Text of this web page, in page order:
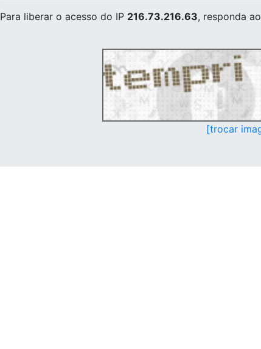
Para liberar o acesso do IP 216.73.216.63, responda
[trocar